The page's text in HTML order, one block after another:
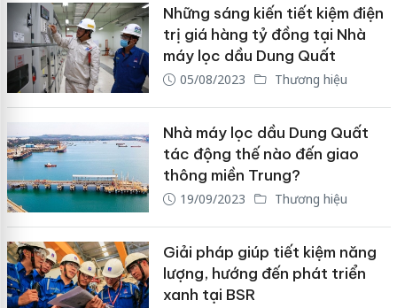
Những sáng kiến tiết kiệm điện
trị giá hàng tỷ đồng tại Nhà
máy lọc dầu Dung Quất
05/08/2023 Thương hiệu
Nhà máy lọc dầu Dung Quất
tác động thế nào đến giao
thông miền Trung?
19/09/2023 Thương hiệu
Giải pháp giúp tiết kiệm năng
lượng, hướng đến phát triển
xanh tại BSR